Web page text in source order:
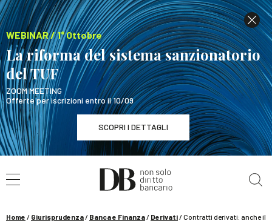
WEBINAR / 1° Ottobre
La riforma del sistema sanzionatorio
del TUF
ZOOM MEETING
Offerte per iscrizioni entro il 10/09
SCOPRI I DETTAGLI
WEBINAR / 1° Ottobre
La riforma del sistema sanzionatorio del TUF
Home / Giurisprudenza/ Banca e Finanza/ Derivati/Contratti derivati: anche il